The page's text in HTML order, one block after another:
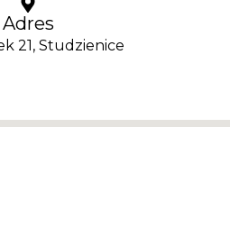
Adres
21, Studzienice